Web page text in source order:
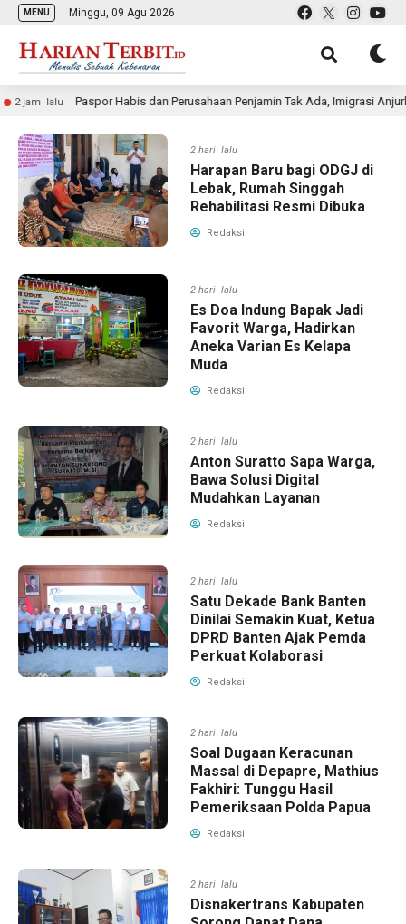
MENU Minggu, 09 Agu 2026
jam lalu Paspor Habis dan Perusahaan Penjamin Tak Ada, Imigrasi
2 hari lalu
Harapan Baru bagi ODGJ di
Lebak, Rumah Singgah
Rehabilitasi Resmi Dibuka
Redaksi
2 hari lalu
Es Doa Indung Bapak Jadi
Favorit Warga, Hadirkan
Aneka Varian Es Kelapa
Muda
Redaksi
2 hari lalu
Anton Suratto Sapa Warga,
Bawa Solusi Digital
Mudahkan Layanan
Redaksi
2 hari lalu
Satu Dekade Bank Banten
Dinilai Semakin Kuat, Ketua
DPRD Banten Ajak Pemda
Perkuat Kolaborasi
Redaksi
2 hari lalu
Soal Dugaan Keracunan
Massal di Depapre, Mathius
Fakhiri: Tunggu Hasil
Pemeriksaan Polda Papua
Redaksi
2 hari lalu
Disnakertrans Kabupaten